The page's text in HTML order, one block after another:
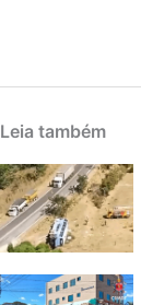
Leia também